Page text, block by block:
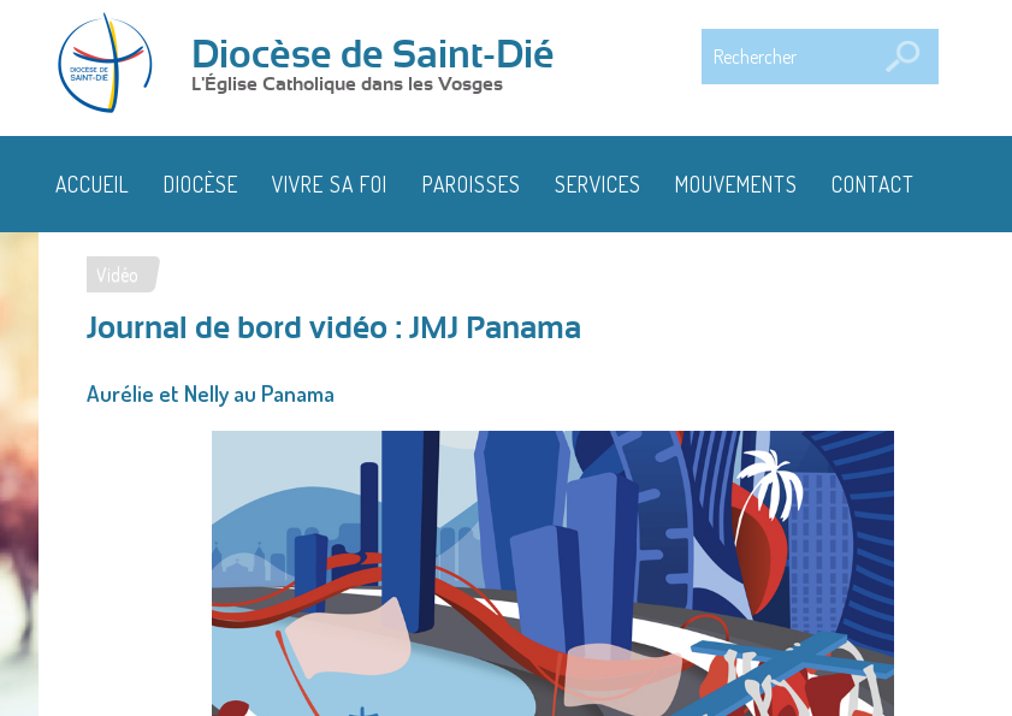
Diocèse de Saint-Dié
L'Église Catholique dans les Vosges
ACCUEIL DIOCÈSE VIVRE SA FOI PAROISSES SERVICES MOUVEMENTS CONTACT
Vous
êtes
ici
Vidéo
Journal de bord vidéo : JMJ Panama
Aurélie et Nelly au Panama